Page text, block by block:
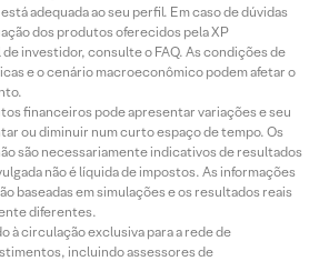
adequada ao seu perfil. Em caso de dúvidas
dos produtos oferecidos pela XP
investidor, consulte o FAQ. As condições de
e o cenário macroeconômico podem afetar o
financeiros pode apresentar variações e seu
ou diminuir num curto espaço de tempo. Os
são necessariamente indicativos de resultados
não é líquida de impostos. As informações
baseadas em simulações e os resultados reais
diferentes.
à circulação exclusiva para a rede de
incluindo assessores de